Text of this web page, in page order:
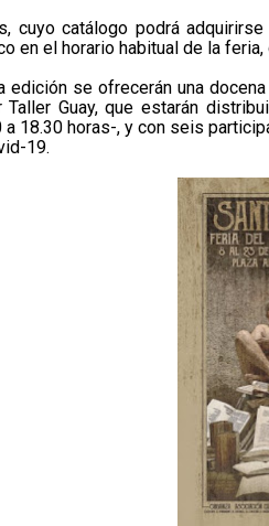
cuyo catálogo podrá
en el horario habitual de la
edición se ofrecerán una
Taller Guay, que estarán
a 18.30 horas-, y con seis
19.